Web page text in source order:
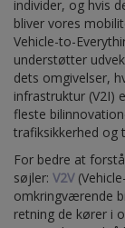
individer, og hvis
bliver vores
Vehicle-to-
understøtter
dets omgivelser,
infrastruktur (V2I)
fleste
trafiksikkerhed og
For bedre at
søjler: V2V
omkringværende
retning de kører i